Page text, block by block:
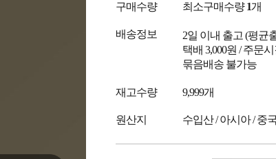
구매수량 최소구매수량1개
배송정보 2일 이내 출고 (평균
택배 3,000원 / 주문시
묶음배송 불가능
재고수량 9,999개
원산지 수입산 / 아시아 / 중